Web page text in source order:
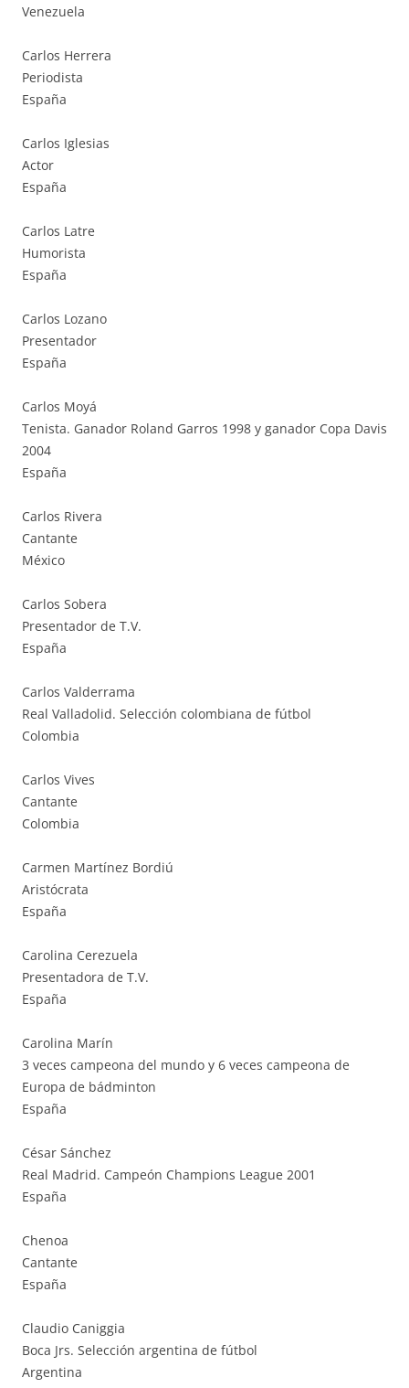
Venezuela
Carlos Herrera
Periodista
España
Carlos Iglesias
Actor
España
Carlos Latre
Humorista
España
Carlos Lozano
Presentador
España
Carlos Moyá
Tenista. Ganador Roland Garros 1998 y ganador Copa Davis
2004
España
Carlos Rivera
Cantante
México
Carlos Sobera
Presentador de T.V.
España
Carlos Valderrama
Real Valladolid. Selección colombiana de fútbol
Colombia
Carlos Vives
Cantante
Colombia
Carmen Martínez Bordiú
Aristócrata
España
Carolina Cerezuela
Presentadora de T.V.
España
Carolina Marín
3 veces campeona del mundo y 6 veces campeona de
Europa de bádminton
España
César Sánchez
Real Madrid. Campeón Champions League 2001
España
Chenoa
Cantante
España
Claudio Caniggia
Boca Jrs. Selección argentina de fútbol
Argentina